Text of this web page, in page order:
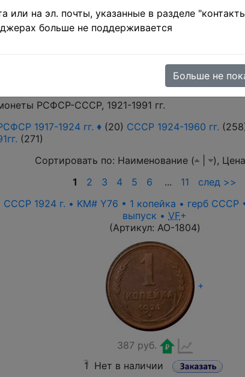
Поиск в категории - по изображению товара
РСФСР-СССР, 1921-1991 гг.
1917-1924 гг. ♦ (20) СССР 1924-1960 гг.
(271)
Сортировать по: Наименование ( ),
1
2 3 4 5 6 ... 11
след >>
СССР 1924 г. • KM# Y76 • 1 копейка • герб СССР
выпуск • VF+
(Артикул: AO-1804)
+
387 руб.
1 Нет в наличии
или на эл. почты, указанные в разделе
больше не поддерживается
Больше не